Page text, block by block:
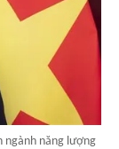
ngành năng lượng